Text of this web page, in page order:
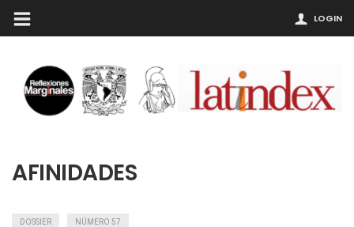
LOGIN
AFINIDADES
DOSSIER NÚMERO 57